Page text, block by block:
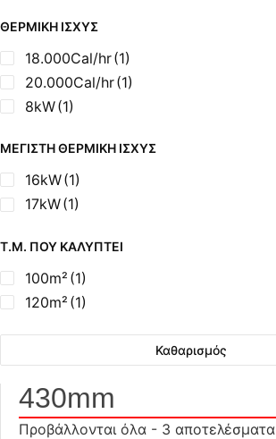
ΘΕΡΜΙΚΉ ΙΣΧΎΣ
18.000Cal/hr(1)
20.000Cal/hr(1)
8kW(1)
ΜΈΓΙΣΤΗ ΘΕΡΜΙΚΉ ΙΣΧΎΣ
16kW(1)
17kW(1)
Τ.Μ. ΠΟΥ ΚΑΛΎΠΤΕΙ
100m² (1)
120m² (1)
Καθαρισμός
430mm
Προβάλλονται όλα - 3 αποτελέσματα